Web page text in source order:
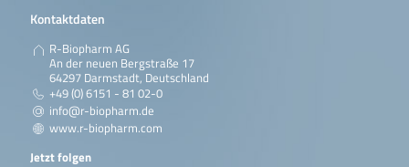
Kontaktdaten
R-Biopharm AG
An der neuen Bergstraße 17
64297 Darmstadt, Deutschland
+49 (0) 6151 - 81 02-0
info@r-biopharm.de
www.r-biopharm.com
Jetzt folgen